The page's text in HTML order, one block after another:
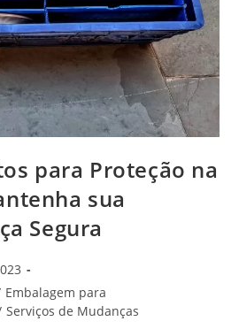
para Proteção na
sua
Segura
Embalagem para
Serviços de Mudanças